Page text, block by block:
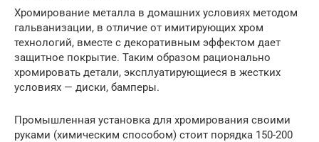
Хромирование металла в домашних условиях методом
гальванизации, в отличие от имитирующих хром
технологий, вместе с декоративным эффектом дает
защитное покрытие. Таким образом рационально
хромировать детали, эксплуатирующиеся в жестких
условиях — диски, бамперы.
Промышленная установка для хромирования своими
руками (химическим способом) стоит порядка 150-200